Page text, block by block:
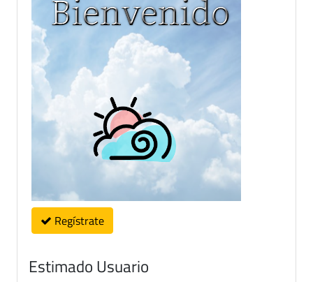
Regístrate
Estimado Usuario